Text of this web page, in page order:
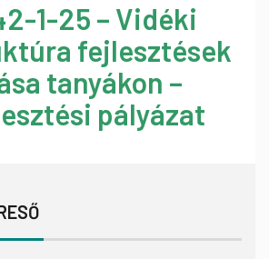
1-25 – Vidéki
fejlesztések
tanyákon –
pályázat